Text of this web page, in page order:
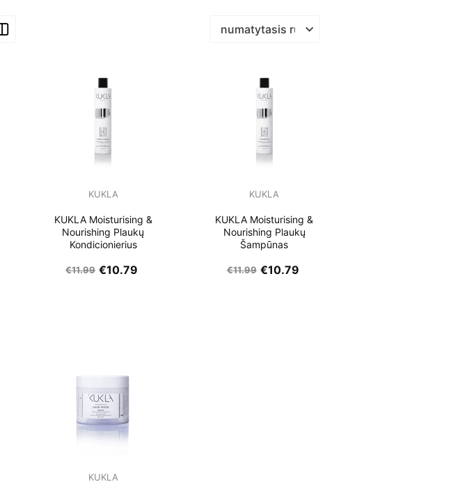
KUKLA
KUKLA Moisturising &
Nourishing Plaukų
Kondicionierius
€11.99 €10.79
KUKLA
KUKLA Moisturising &
Nourishing Plaukų
Šampūnas
€11.99 €10.79
KUKLA